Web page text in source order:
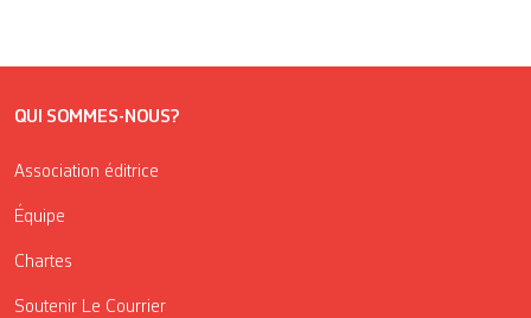
QUI SOMMES-NOUS?
Association éditrice
Équipe
Chartes
Soutenir Le Courrier